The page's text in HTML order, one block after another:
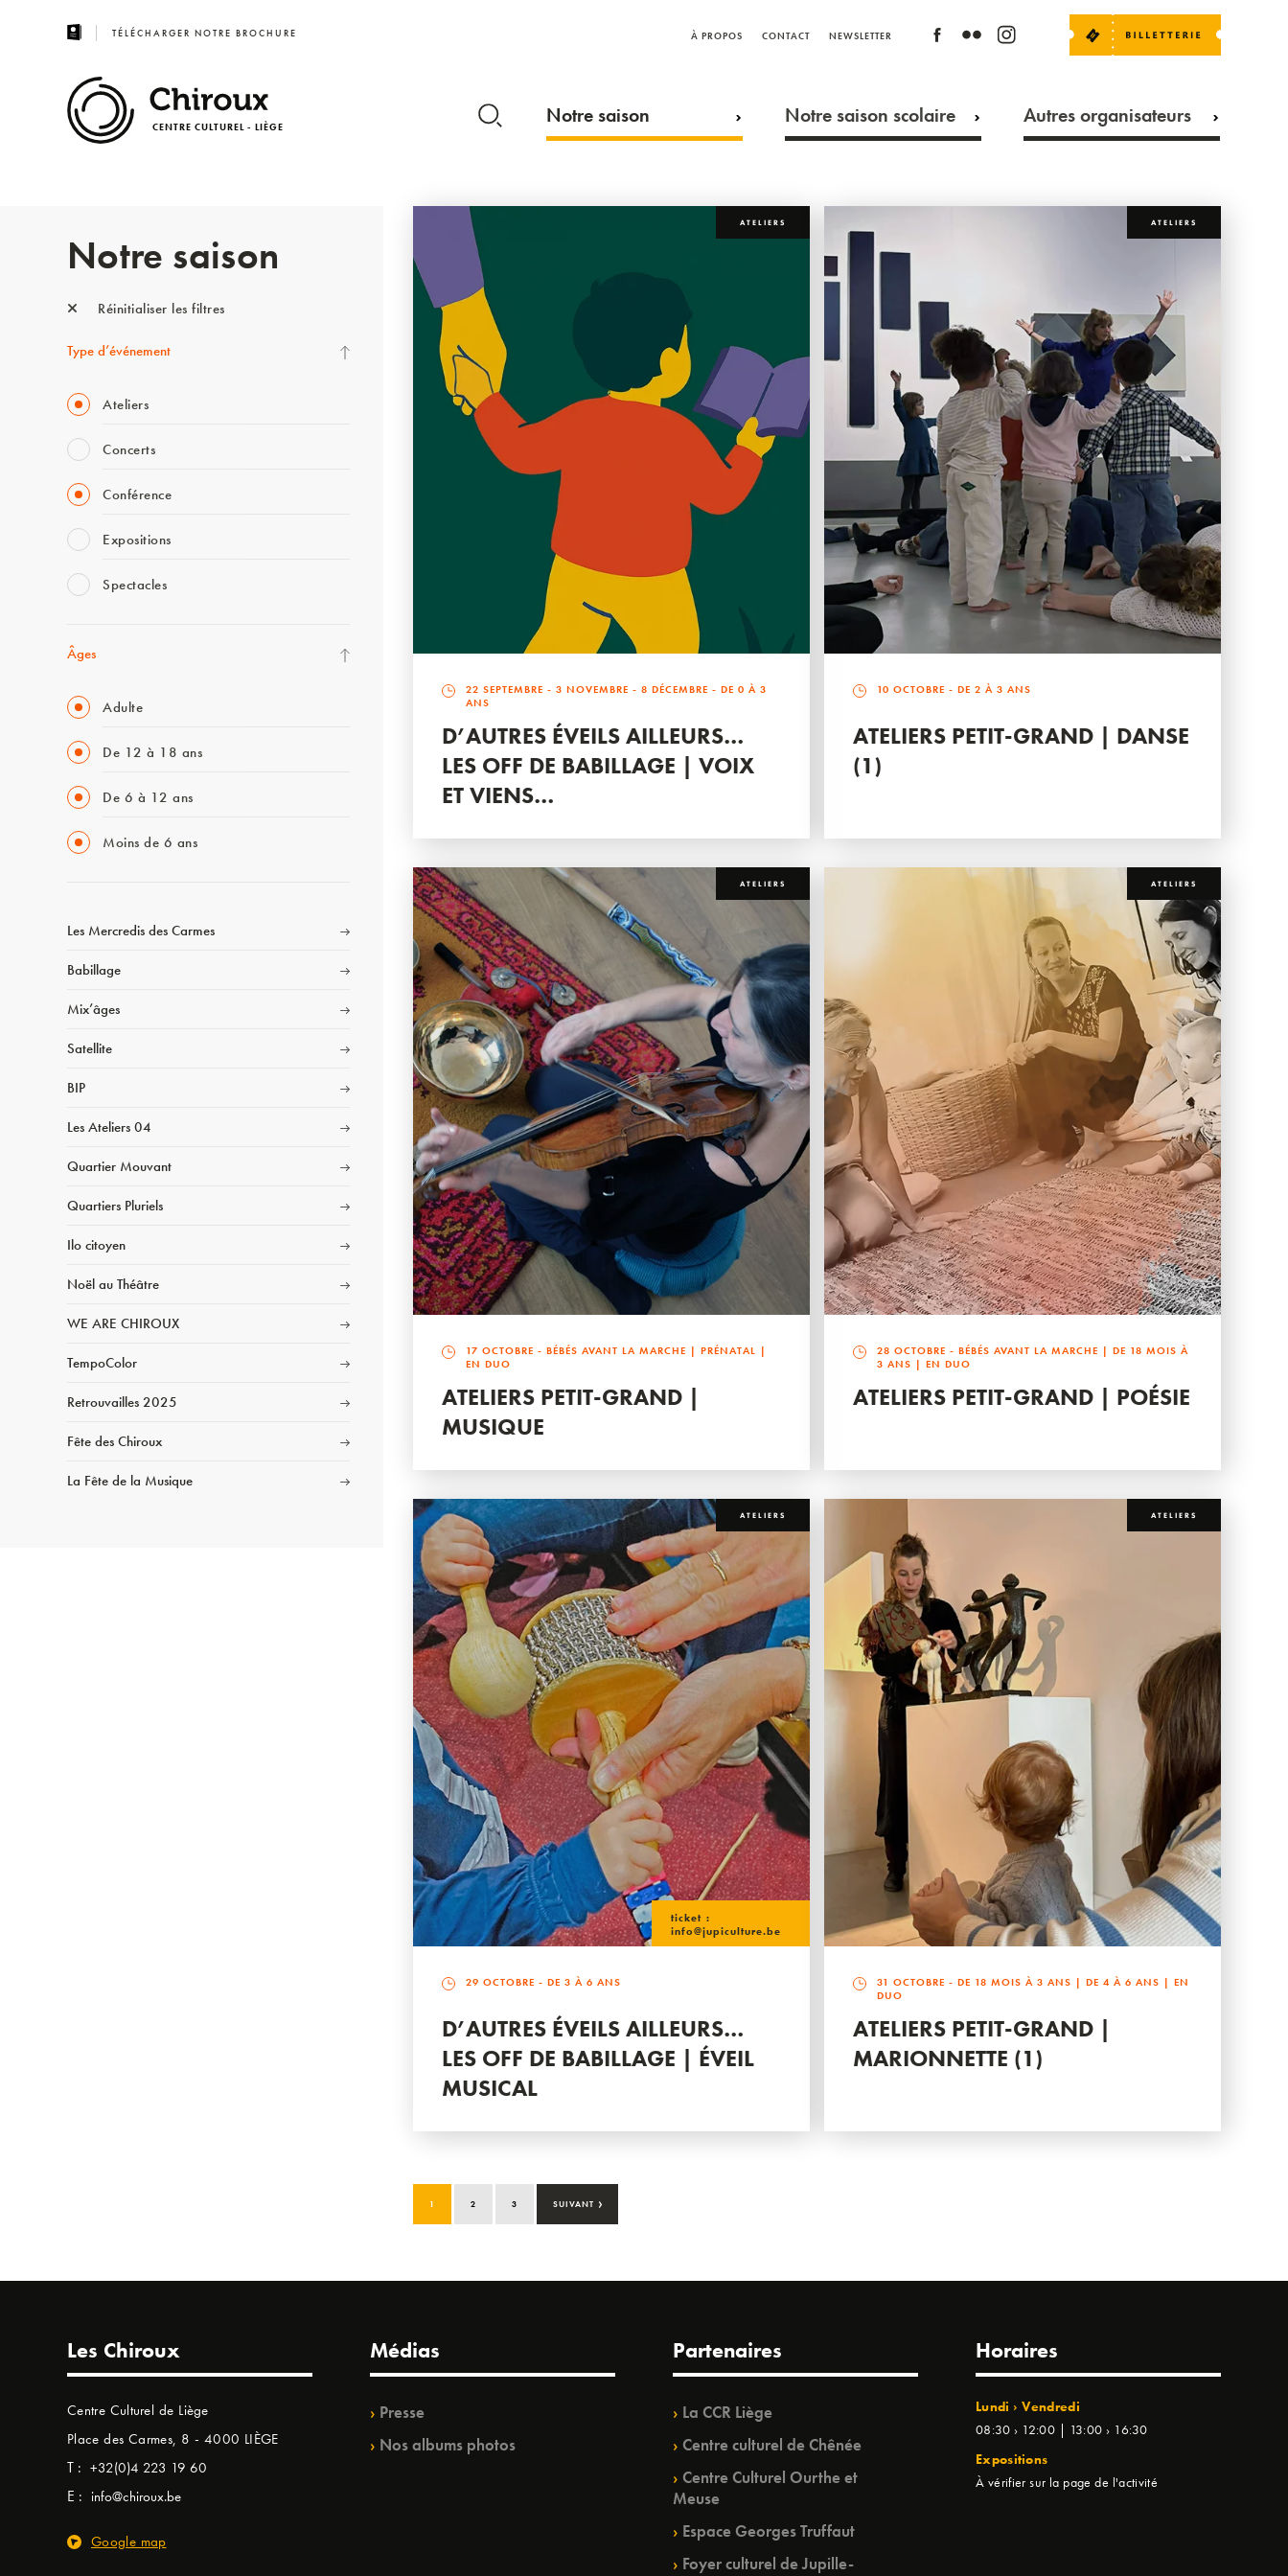
TÉLÉCHARGER NOTRE BROCHURE À PROPOS CONTACT NEWSLETTER
CENTRE CULTUREL - LIÈGE Notre saison Notre saison scolaire Autres organisateurs
Notre saison
Réinitialiser les filtres
Type d’événement
Ateliers
Concerts
Conférence
Expositions
Spectacles
Âges
Adulte
De 12 à 18 ans
De 6 à 12 ans
Moins de 6 ans
Les Mercredis des Carmes
Babillage
Mix’âges
Satellite
BIP
Les Ateliers 04
Quartier Mouvant
Quartiers Pluriels
Ilo citoyen
Noël au Théâtre
WE ARE CHIROUX
TempoColor
Retrouvailles 2025
Fête des Chiroux
La Fête de la Musique
ATELIERS
22 SEPTEMBRE -3 NOVEMBRE -8 DÉCEMBRE - DE 0 À 3
ANS
D’AUTRES ÉVEILS AILLEURS…
LES OFF DE BABILLAGE | VOIX
ET VIENS…
ATELIERS
10 OCTOBRE - DE 2 À 3 ANS
ATELIERS PETIT-GRAND | DANSE
(1)
ATELIERS
17 OCTOBRE - BÉBÉS AVANT LA MARCHE | PRÉNATAL |
EN DUO
ATELIERS PETIT-GRAND |
MUSIQUE
ATELIERS
28 OCTOBRE - BÉBÉS AVANT LA MARCHE | DE 18 MOIS À
3 ANS | EN DUO
ATELIERS PETIT-GRAND | POÉSIE
ATELIERS
ticket :
info@jupiculture.be
29 OCTOBRE - DE 3 À 6 ANS
D’AUTRES ÉVEILS AILLEURS…
LES OFF DE BABILLAGE | ÉVEIL
MUSICAL
ATELIERS
31 OCTOBRE - DE 18 MOIS À 3 ANS | DE 4 À 6 ANS | EN
DUO
ATELIERS PETIT-GRAND |
MARIONNETTE (1)
1 2 3 SUIVANT ›
Les Chiroux
Centre Culturel de Liège
Place des Carmes, 8 - 4000 LIÈGE
T : +32(0)4 223 19 60
E : info@chiroux.be
Google map
Médias
Presse
Nos albums photos
Partenaires
La CCR Liège
Centre culturel de Chênée
Centre Culturel Ourthe et
Meuse
Espace Georges Truffaut
Foyer culturel de Jupille-
Horaires
Lundi › Vendredi
08:30 › 12:00 | 13:00 › 16:30
Expositions
À vérifier sur la page de l'activité